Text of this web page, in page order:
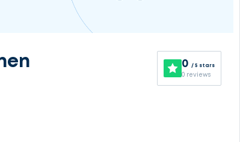
0 / 5 stars
0 reviews